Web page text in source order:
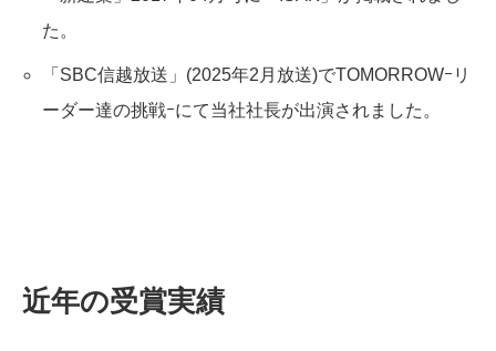
た。
「SBC信越放送」(2025年2月放送)でTOMORROWｰリ
ーダー達の挑戦ｰにて当社社長が出演されました。
近年の受賞実績